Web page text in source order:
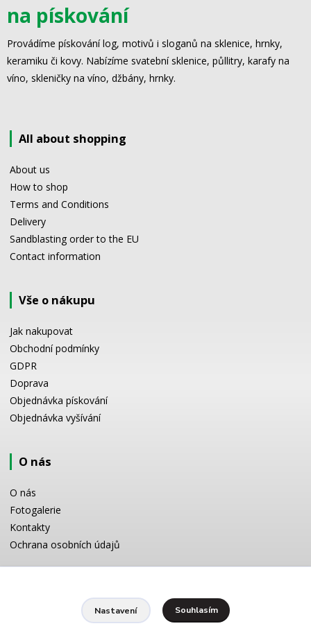
na pískování
Provádíme pískování log, motivů i sloganů na sklenice, hrnky,
keramiku či kovy. Nabízíme svatební sklenice, půllitry, karafy na
víno, skleničky na víno, džbány, hrnky.
All about shopping
About us
How to shop
Terms and Conditions
Delivery
Sandblasting order to the EU
Contact information
Vše o nákupu
Jak nakupovat
Obchodní podmínky
GDPR
Doprava
Objednávka pískování
Objednávka vyšívání
O nás
O nás
Fotogalerie
Kontakty
Ochrana osobních údajů
Potřebujete poradit s výběrem? Neváhejte se zeptat:
Nastavení Souhlasím